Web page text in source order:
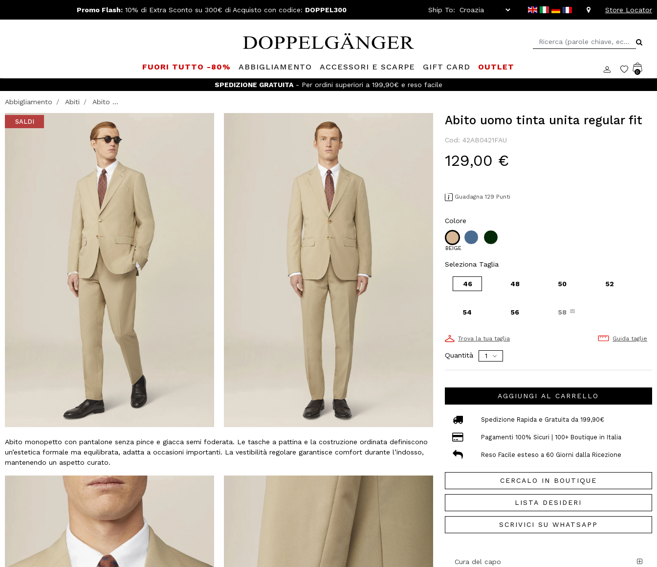
Promo Flash:10% di Extra Sconto su 300€ di Acquisto con codice: DOPPEL300 Ship To: Store Locator
FUORI TUTTO -80% ABBIGLIAMENTO ACCESSORI E SCARPE GIFT CARD OUTLET
0
SPEDIZIONE GRATUITA - Per ordini superiori a 199,90€ e reso facile
Abbigliamento Abiti Abito ...
SALDI
Abito monopetto con pantalone senza pince e giacca semi foderata. Le tasche a pattina e la costruzione ordinata definiscono
un’estetica formale ma equilibrata, adatta a occasioni importanti. La vestibilità regolare garantisce comfort durante l’indosso,
mantenendo un aspetto curato.
Abito uomo tinta unita regular fit
Cod: 42AB0421FAU
129,00 €
Guadagna 129 Punti
Colore
BEIGE
Seleziona Taglia
46 48 50 52
54 56 58
Trova la tua taglia Guida taglie
Quantità
AGGIUNGI AL CARRELLO
Spedizione Rapida e Gratuita da 199,90€
Pagamenti 100% Sicuri | 100+ Boutique in Italia
Reso Facile esteso a 60 Giorni dalla Ricezione
CERCALO IN BOUTIQUE
LISTA DESIDERI
SCRIVICI SU WHATSAPP
Cura del capo